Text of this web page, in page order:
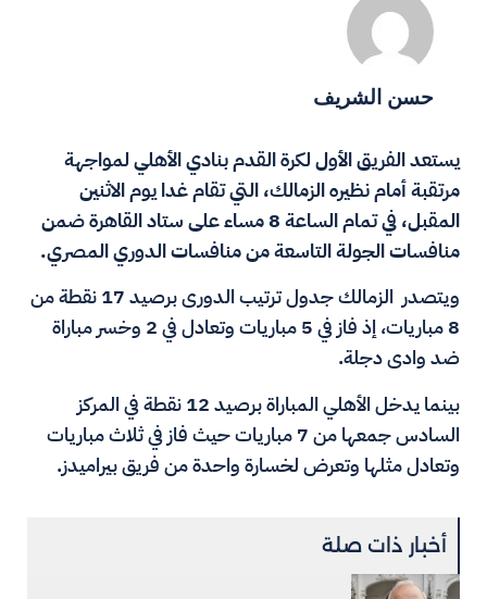
حسن الشريف
يستعد الفريق الأول لكرة القدم بنادي الأهلي لمواجهة
مرتقبة أمام نظيره الزمالك، التي تقام غدا يوم الاثنين
المقبل، في تمام الساعة 8 مساء على ستاد القاهرة ضمن
منافسات الجولة التاسعة من منافسات الدوري المصري.
ويتصدر الزمالك جدول ترتيب الدورى برصيد 17 نقطة من
8 مباريات، إذ فاز في 5 مباريات وتعادل في 2 وخسر مباراة
ضد وادى دجلة.
بينما يدخل الأهلي المباراة برصيد 12 نقطة في المركز
السادس جمعها من 7 مباريات حيث فاز في ثلاث مباريات
وتعادل مثلها وتعرض لخسارة واحدة من فريق بيراميدز.
أخبار ذات صلة